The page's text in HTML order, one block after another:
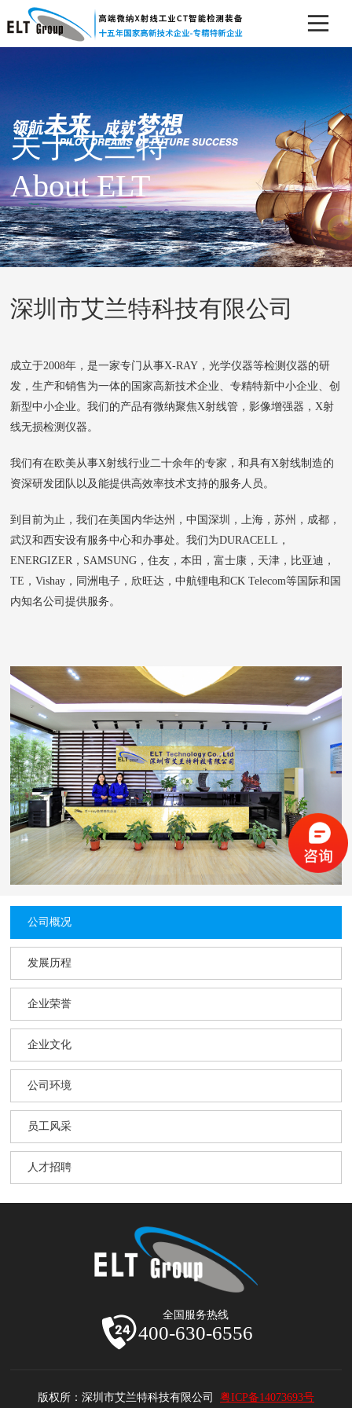
关于艾兰特
About ELT
深圳市艾兰特科技有限公司
成立于2008年，是一家专门从事X-RAY，光学仪器等检测仪器的研
发，生产和销售为一体的国家高新技术企业、专精特新中小企业、创
新型中小企业。我们的产品有微纳聚焦X射线管，影像增强器，X射
线无损检测仪器。
我们有在欧美从事X射线行业二十余年的专家，和具有X射线制造的
资深研发团队以及能提供高效率技术支持的服务人员。
到目前为止，我们在美国内华达州，中国深圳，上海，苏州，成都，
武汉和西安设有服务中心和办事处。我们为DURACELL，
ENERGIZER，SAMSUNG，住友，本田，富士康，天津，比亚迪，
TE，Vishay，同洲电子，欣旺达，中航锂电和CK Telecom等国际和国
内知名公司提供服务。
公司概况
发展历程
企业荣誉
企业文化
公司环境
员工风采
人才招聘
全国服务热线
400-630-6556
版权所：深圳市艾兰特科技有限公司 粤ICP备14073693号